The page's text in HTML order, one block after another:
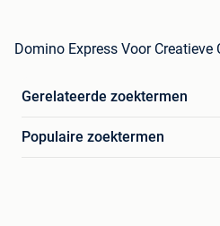
Domino Express Voor Creatieve
Gerelateerde zoektermen
Populaire zoektermen